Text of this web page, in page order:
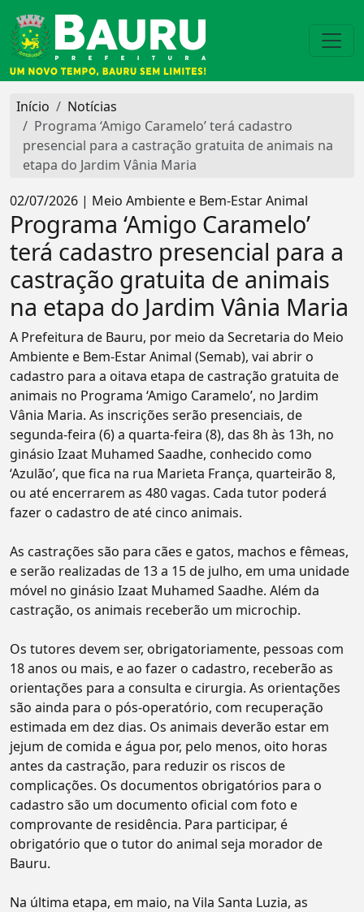
Início
Notícias
Programa ‘Amigo Caramelo’ terá cadastro
presencial para a castração gratuita de animais na
etapa do Jardim Vânia Maria
02/07/2026 | Meio Ambiente e Bem-Estar Animal
Programa ‘Amigo Caramelo’
terá cadastro presencial para a
castração gratuita de animais
na etapa do Jardim Vânia Maria
A Prefeitura de Bauru, por meio da Secretaria do Meio
Ambiente e Bem-Estar Animal (Semab), vai abrir o
cadastro para a oitava etapa de castração gratuita de
animais no Programa ‘Amigo Caramelo’, no Jardim
Vânia Maria. As inscrições serão presenciais, de
segunda-feira (6) a quarta-feira (8), das 8h às 13h, no
ginásio Izaat Muhamed Saadhe, conhecido como
‘Azulão’, que fica na rua Marieta França, quarteirão 8,
ou até encerrarem as 480 vagas. Cada tutor poderá
fazer o cadastro de até cinco animais.
As castrações são para cães e gatos, machos e fêmeas,
e serão realizadas de 13 a 15 de julho, em uma unidade
móvel no ginásio Izaat Muhamed Saadhe. Além da
castração, os animais receberão um microchip.
Os tutores devem ser, obrigatoriamente, pessoas com
18 anos ou mais, e ao fazer o cadastro, receberão as
orientações para a consulta e cirurgia. As orientações
são ainda para o pós-operatório, com recuperação
estimada em dez dias. Os animais deverão estar em
jejum de comida e água por, pelo menos, oito horas
antes da castração, para reduzir os riscos de
complicações. Os documentos obrigatórios para o
cadastro são um documento oficial com foto e
comprovante de residência. Para participar, é
obrigatório que o tutor do animal seja morador de
Bauru.
Na última etapa, em maio, na Vila Santa Luzia, as